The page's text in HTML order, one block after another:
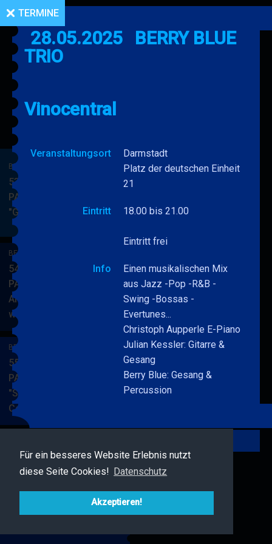
Für ein besseres Website Erlebnis nutzt
diese Seite Cookies! Datenschutz
Akzeptieren!
BERRY BLUE & BAND
53. JAZZ Matinee in den
PARKSIDE STUDIOS
"Gypsy Jazz"
MEHRBERRY
BERRY BLUE & BAND
54. JAZZ Matinee in den
PARKSIDE STUDIOS
American Songbook
wunderbare Musik
BERRY
BLUE
BAND
BERRY BLUE & BAND
55. JAZZ Matinee in den
PARKSIDE STUDIOS
"Songs von Nat King
Cole"
BAND
BERRY BLUE & FRIENDS
Live Jazz im MAMPF
&
TERMINE
28.05.2025
BERRY BLUE
TRIO
Vinocentral
Veranstaltungsort
Darmstadt
Platz der deutschen Einheit
21
Eintritt 18.00 bis 21.00
Eintritt frei
Info
Einen musikalischen Mix
aus Jazz -Pop -R&B -
Swing -Bossas -
Evertunes...
Christoph Aupperle E-Piano
Julian Kessler: Gitarre &
Gesang
Berry Blue: Gesang &
Percussion